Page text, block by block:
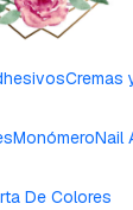
Cremas
MonómeroNail
De Colores